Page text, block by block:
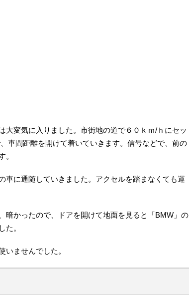
大変気に入りました。市街地の道で６０ｋｍ/ｈにセッ
車間距離を開けて着いていきます。信号などで、前の
。
車に通随していきました。アクセルを踏まなくても運
暗かったので、ドアを開けて地面を見ると「BMW」の
た。
いませんでした。